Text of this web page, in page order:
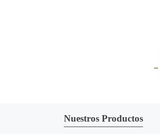
Nuestros Productos